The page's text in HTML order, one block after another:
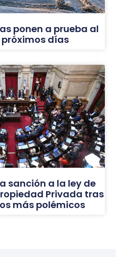
ponen a prueba al
días
sanción a la ley de
Privada tras
más polémicos